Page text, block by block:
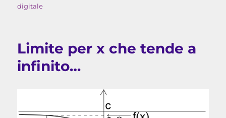
il
digitale
Limite per x che tende a
infinito…